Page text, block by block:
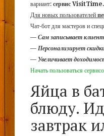
вариант: сервис VisitTime.
Для новых пользователей
Чат-бот для мастеров и
— Сам записывает
— Персонализирует
— Увеличивает
Начать пользоваться
Яйца в
блюду.
завтрак